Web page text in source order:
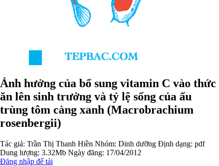
Ảnh hưởng của bổ sung vitamin C vào thức
ăn lên sinh trưởng và tỷ lệ sống của ấu
trùng tôm càng xanh (Macrobrachium
rosenbergii)
Tác giả: Trần Thị Thanh Hiền Nhóm: Dinh dưỡng Định dạng: pdf
Dung lượng: 3.32Mb Ngày đăng: 17/04/2012
Đăng nhập để tải